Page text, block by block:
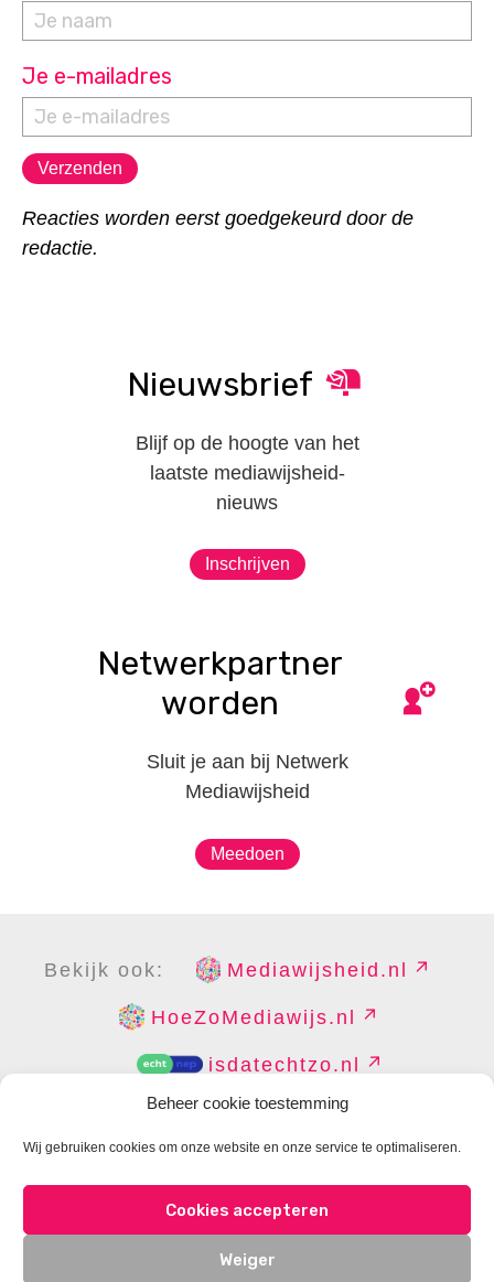
Beheer cookie toestemming
Wij gebruiken cookies om onze website en onze service te optimaliseren.
Cookies accepteren
Weiger
Je e-mailadres
Reacties worden eerst goedgekeurd door de
redactie.
Nieuwsbrief
Blijf op de hoogte van het
laatste mediawijsheid-
nieuws
Inschrijven
Netwerkpartner
worden
Sluit je aan bij Netwerk
Mediawijsheid
Meedoen
Bekijk ook: Mediawijsheid.nl
HoeZoMediawijs.nl
isdatechtzo.nl
DISCLAIMER PRIVACY
CONTACT
COOKIES BEHEREN